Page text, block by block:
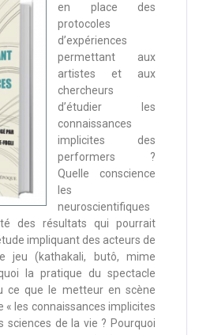
en place des
protocoles
d’expériences
permettant aux
artistes et aux
chercheurs
d’étudier les
connaissances
implicites des
performers ?
Quelle conscience
les
neuroscientifiques
des résultats qui pourrait
impliquant des acteurs de
jeu (kathakali, butô, mime
la pratique du spectacle
ce que le metteur en scène
« les connaissances implicites
sciences de la vie ? Pourquoi